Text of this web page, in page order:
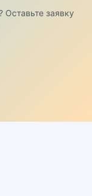
заявку